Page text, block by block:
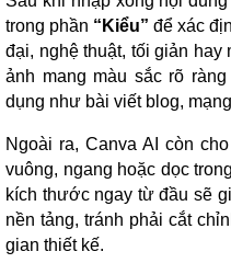
trong phần “Kiểu” để xác
đại, nghệ thuật, tối giản
ảnh mang màu sắc rõ
dụng như bài viết blog,
Ngoài ra, Canva AI còn
vuông, ngang hoặc dọc
kích thước ngay từ đầu sẽ
nền tảng, tránh phải cắt
gian thiết kế.